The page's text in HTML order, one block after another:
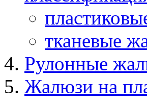
тканевые
Рулонные
Жалюзи на